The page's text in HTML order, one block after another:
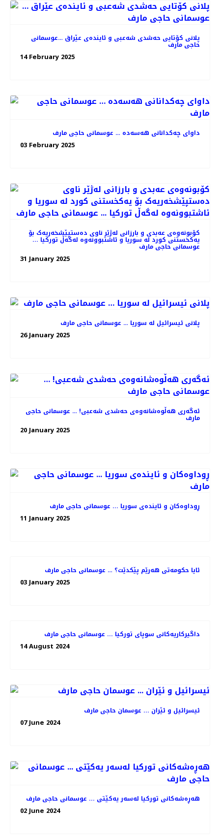
پلانی کۆتایی حەشدی شەعبی و ئایندەی عێراق …عوسمانی
حاجی مارف
14 February 2025
داوای چەکدانانی هەسەدە … عوسمانی حاجی مارف
03 February 2025
کۆبونەوەی عەبدی و بارزانی لەژێر ناوی دەستپێشخەریەک بۆ
یەکخستنی کورد لە سوریا و ئاشتبوونەوە لەگەڵ تورکیا ...
عوسمانی حاجی مارف
31 January 2025
پلانی ئیسرائیل لە سوریا … عوسمانی حاجی مارف
26 January 2025
ئەگەری هەڵوەشانەوەی حەشدی شەعبی! … عوسمانی حاجی
مارف
20 January 2025
ڕوداوەکان و ئایندەی سوریا ... عوسمانی حاجی مارف
11 January 2025
ئایا حکومەتی هەرێم پێکدێت؟ … عوسمانی حاجی مارف
03 January 2025
داگیرکاریەکانی سوپای تورکیا ... عوسمانی حاجی مارف
14 August 2024
ئیسرائیل و ئێران ... عوسمان حاجی مارف
07 June 2024
هەڕەشەکانی تورکیا لەسەر یەکێتی ... عوسمانی حاجی مارف
02 June 2024